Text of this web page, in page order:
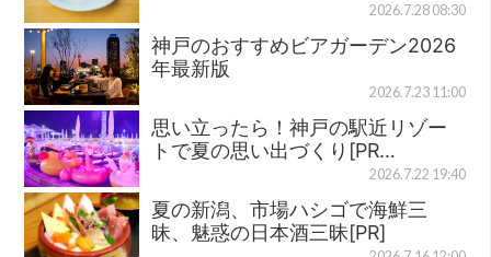
2026.7.28 08:30
神戸のおすすめビアガーデン2026
年最新版
2026.7.23 11:00
思い立ったら！神戸の駅近リゾー
トで夏の思い出づくり[PR…
2026.7.22 19:40
夏の新潟、市場ハシゴで海鮮三
昧、魅惑の日本酒三昧[PR]